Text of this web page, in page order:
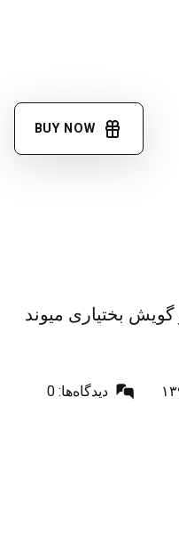
بختیاری میوند
دیدگاه‌ها:0